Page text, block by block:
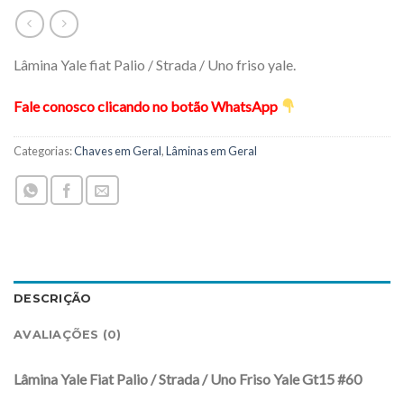
Lâmina Yale fiat Palio / Strada / Uno friso yale.
Fale conosco clicando no botão WhatsApp
Categorias:Chaves em Geral,Lâminas em Geral
DESCRIÇÃO
AVALIAÇÕES (0)
Lâmina Yale Fiat Palio / Strada / Uno Friso Yale Gt15 #60